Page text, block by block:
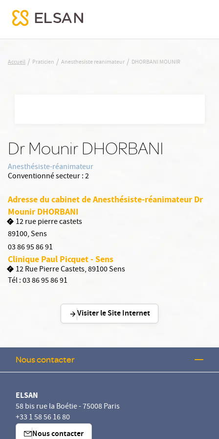
DHORBANI MOUNIR
Accueil / Praticien / Anesthesiste reanimateur / DHORBANI MOUNIR
Dr Mounir DHORBANI
Anesthésiste-réanimateur
Conventionné secteur :2
Adresse du cabinet de Anesthésiste-réanimateur Dr
Mounir DHORBANI
12 rue pierre castets
89100,Sens
03 86 95 86 91
Clinique Paul Picquet - Sens
12 Rue Pierre Castets, 89100 Sens
Tél :03 86 95 86 91
Visiter le Site Internet
Nous contacter
ELSAN
58 bis rue la Boétie - 75008 Paris
+33 1 58 56 16 80
Nous contacter